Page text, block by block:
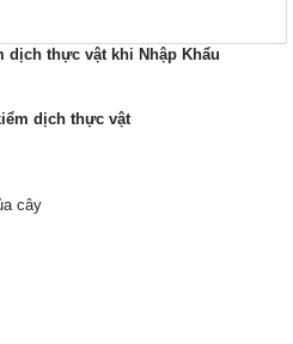
dịch thực vật khi Nhập Khẩu
dịch thực vật
cây